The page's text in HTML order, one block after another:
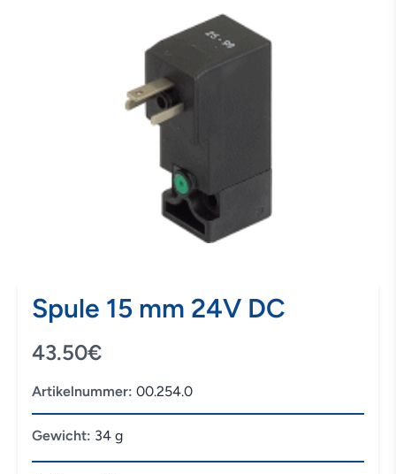
Spule 15 mm 24V DC
43.50€
Artikelnummer: 00.254.0
Gewicht: 34 g